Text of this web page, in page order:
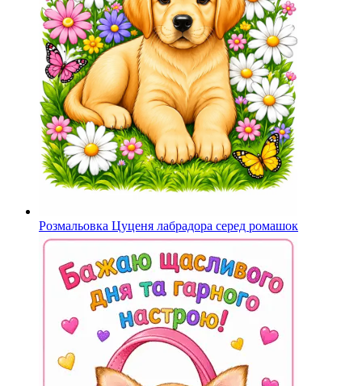
Розмальовка Цуценя лабрадора серед ромашок